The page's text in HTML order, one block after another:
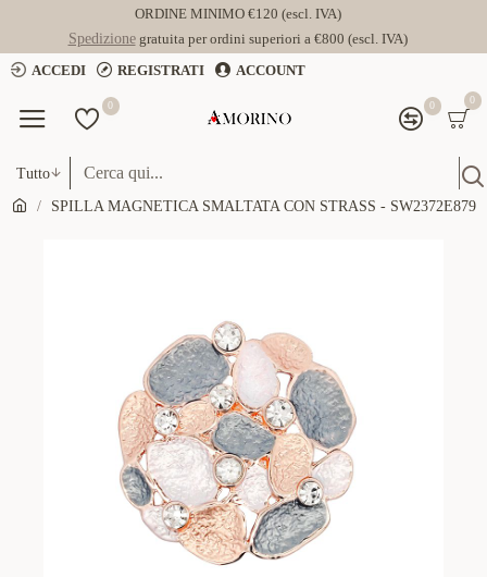
ORDINE MINIMO €120 (escl. IVA)
Spedizionegratuita per ordini superiori a €800 (escl. IVA)
ACCEDI
REGISTRATI ACCOUNT
0 0 0
Tutto
SPILLA MAGNETICA SMALTATA CON STRASS - SW2372E879